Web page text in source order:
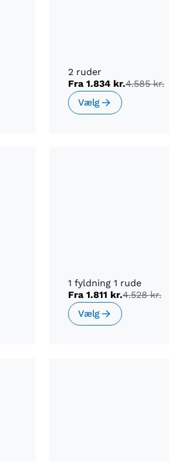
2 ruder
Fra 1.834 kr.4.585 kr.
Vælg
1 fyldning 1 rude
Fra 1.811 kr.4.528 kr.
Vælg